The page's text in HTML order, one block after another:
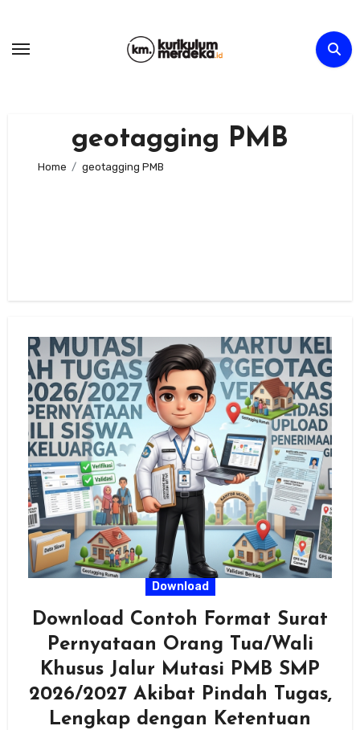
content
geotagging PMB
Home geotagging PMB
Download
Download Contoh Format Surat
Pernyataan Orang Tua/Wali
Khusus Jalur Mutasi PMB SMP
2026/2027 Akibat Pindah Tugas,
Lengkap dengan Ketentuan